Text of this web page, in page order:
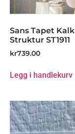
Sans Tapet Kalk
Struktur ST1911
kr739.00
Legg i handlekurv